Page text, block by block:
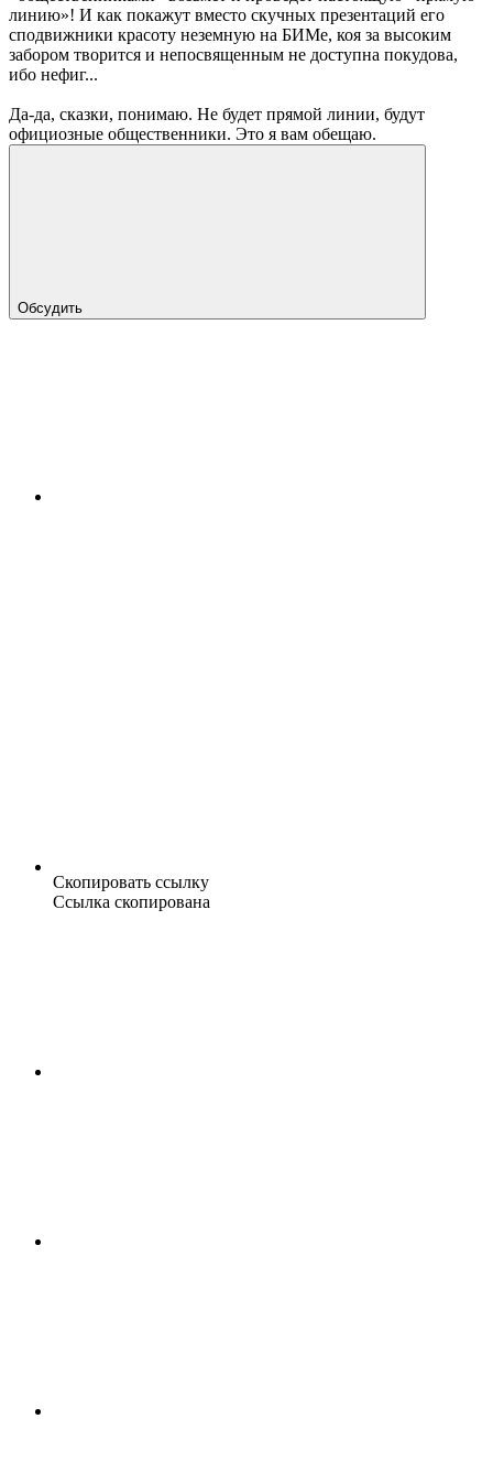
линию»! И как покажут вместо скучных презентаций его
сподвижники красоту неземную на БИМе, коя за высоким
забором творится и непосвященным не доступна покудова,
ибо нефиг...
Да-да, сказки, понимаю. Не будет прямой линии, будут
официозные общественники. Это я вам обещаю.
Обсудить
Скопировать ссылку
Ссылка скопирована